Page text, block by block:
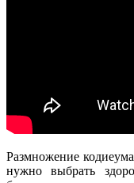
Размножение
нужно выбрать